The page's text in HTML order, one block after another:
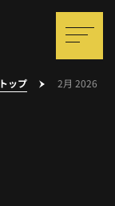
トップ 2月 2026